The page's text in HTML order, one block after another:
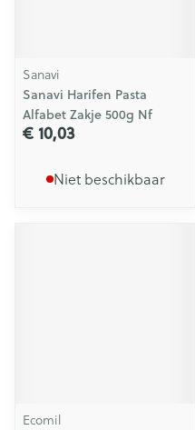
Sanavi
Sanavi Harifen Pasta
Alfabet Zakje 500g Nf
€ 10,03
Niet beschikbaar
Ecomil